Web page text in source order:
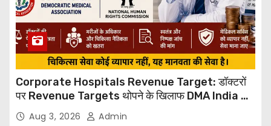
Corporate Hospitals Revenue Target: डॉक्टरों
पर Revenue Targets थोपने के खिलाफ DMA India का
बड़ा कदम, NHRC से Suo Motu जांच की मांग
Aug 3, 2026 Admin